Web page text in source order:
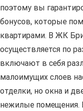
поэтому вы
бонусов, которые
квартирами. В ЖК
осуществляется по
включают в себя
малоимущих слоев
отделки, но окна и
нежилые помещения.